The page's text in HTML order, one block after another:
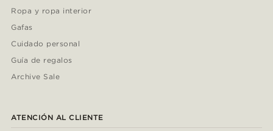
Ropa y ropa interior
Gafas
Cuidado personal
Guía de regalos
Archive Sale
ATENCIÓN AL CLIENTE